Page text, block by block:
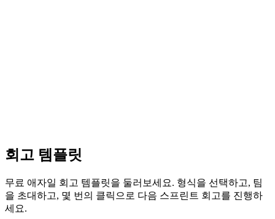
회고 템플릿
무료 애자일 회고 템플릿을 둘러보세요. 형식을 선택하고, 팀
을 초대하고, 몇 번의 클릭으로 다음 스프린트 회고를 진행하
세요.